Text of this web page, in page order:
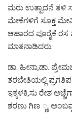
ಮರು ಉತ್ಪಾದನೆ ತಳಿ
ಮೇಕೆಗಳಿಗೆ ಸೂಕ್ತ
ಆಹಾರದ ಪೂರೈಕೆ ರಸ
ಮಾತನಾಡಿದರು.
ಡಾ. ಹೀನಾ,ಡಾ.
ತರಬೇತಿಯಲ್ಲಿ
ಇಕ್ಕಳಕಿ,ಸು ರೇಶ
ಶರಣು ಗಿಣ ್ಣ,